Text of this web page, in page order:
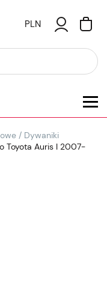
PLN
/ Dywaniki
Toyota Auris I 2007-